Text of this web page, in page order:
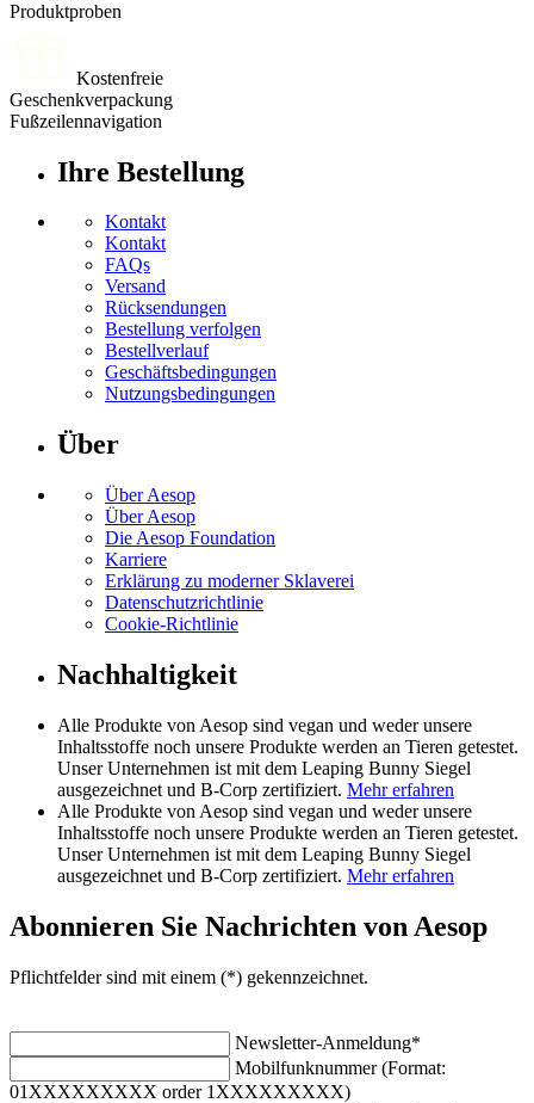
Produktproben
Kostenfreie
Geschenkverpackung
Fußzeilennavigation
Ihre Bestellung
Kontakt
Kontakt
FAQs
Versand
Rücksendungen
Bestellung verfolgen
Bestellverlauf
Geschäftsbedingungen
Nutzungsbedingungen
Über
Über Aesop
Über Aesop
Die Aesop Foundation
Karriere
Erklärung zu moderner Sklaverei
Datenschutzrichtlinie
Cookie-Richtlinie
Nachhaltigkeit
Alle Produkte von Aesop sind vegan und weder unsere
Inhaltsstoffe noch unsere Produkte werden an Tieren getestet.
Unser Unternehmen ist mit dem Leaping Bunny Siegel
ausgezeichnet und B-Corp zertifiziert. Mehr erfahren
Alle Produkte von Aesop sind vegan und weder unsere
Inhaltsstoffe noch unsere Produkte werden an Tieren getestet.
Unser Unternehmen ist mit dem Leaping Bunny Siegel
ausgezeichnet und B-Corp zertifiziert. Mehr erfahren
Abonnieren Sie Nachrichten von Aesop
Pflichtfelder sind mit einem (*) gekennzeichnet.
Newsletter-Anmeldung*
Mobilfunknummer (Format:
01XXXXXXXXX order 1XXXXXXXXX)